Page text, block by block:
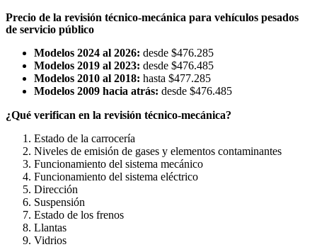
Precio de la revisión técnico-mecánica para vehículos pesados
de servicio público
Modelos 2024 al 2026: desde $476.285
Modelos 2019 al 2023: desde $476.485
Modelos 2010 al 2018: hasta $477.285
Modelos 2009 hacia atrás: desde $476.485
¿Qué verifican en la revisión técnico-mecánica?
Estado de la carrocería
Niveles de emisión de gases y elementos contaminantes
Funcionamiento del sistema mecánico
Funcionamiento del sistema eléctrico
Dirección
Suspensión
Estado de los frenos
Llantas
Vidrios